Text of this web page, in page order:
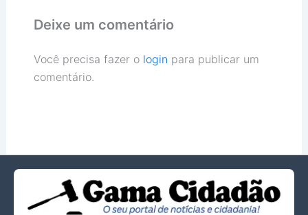
Deixe um comentário
Você precisa fazer o login para publicar um
comentário.